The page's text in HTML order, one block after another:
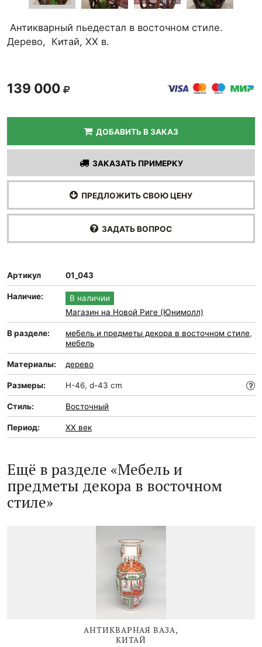
Антикварный пьедестал в восточном стиле.
Дерево, Китай, XX в.
139 000
ДОБАВИТЬ В ЗАКАЗ
ЗАКАЗАТЬ ПРИМЕРКУ
ПРЕДЛОЖИТЬ СВОЮ ЦЕНУ
ЗАДАТЬ ВОПРОС
Артикул 01_043
Наличие:
В наличии
Магазин на Новой Риге (Юнимолл)
В разделе: мебель и предметы декора в восточном стиле,
мебель
Материалы: дерево
Размеры: H-46, d-43 cm
Стиль: Восточный
Период: XX век
Ещё в разделе «Мебель и
предметы декора в восточном
стиле»
АНТИКВАРНАЯ ВАЗА,
КИТАЙ